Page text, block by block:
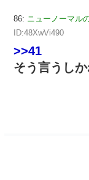
86: ニューノーマル
ID:48XwVi490
>>41
そう言うし